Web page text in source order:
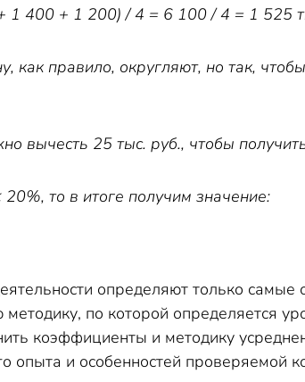
1 400 + 1 200) / 4 = 6 100 / 4 = 1 525
как правило, округляют, но так,
вычесть 25 тыс. руб., чтобы
то в итоге получим значение:
определяют только
по которой определяется
коэффициенты и методику
опыта и особенностей проверяемой